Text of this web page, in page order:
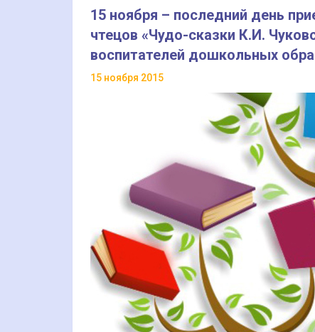
15 ноября – последний день
чтецов «Чудо-сказки К.И.
воспитателей дошкольных
15 ноября 2015